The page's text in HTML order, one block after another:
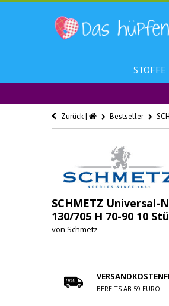
STOFFE
Zurück | Bestseller
SCHMETZ Universal-
130/705 H 70-90 10
von Schmetz
BEREITS AB 59 EURO